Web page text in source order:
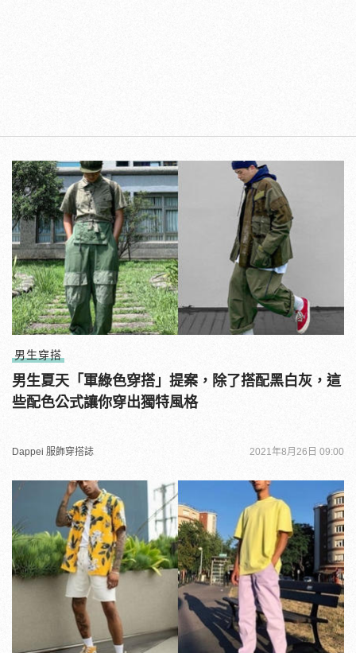
男生穿搭
男生夏天「軍綠色穿搭」提案，除了搭配黑白灰，這
些配色公式讓你穿出獨特風格
Dappei 服飾穿搭誌 2021年8月26日 09:00